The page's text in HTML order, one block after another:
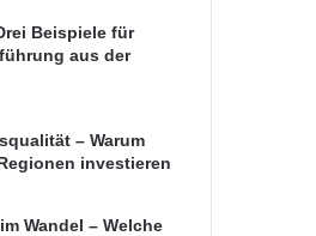
Beispiele für
aus der
– Warum
investieren
Wandel – Welche